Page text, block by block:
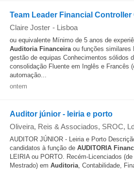
Team Leader Financial Controller
Claire Joster - Lisboa
ou equivalente Mínimo de 5 anos de
Auditoria Financeiraou funções similares
gestão de equipas Conhecimentos sólidos
consolidação Fluente em Inglês e Francês
automação...
ontem
Auditor júnior - leiria e porto
Oliveira, Reis & Associados, SROC,
AUDITOR JÚNIOR - Leiria e Porto
candidatos à função de AUDITORIA
LEIRIA ou PORTO. Recém-Licenciados
Mestrado) em Auditoria, Contabilidade,